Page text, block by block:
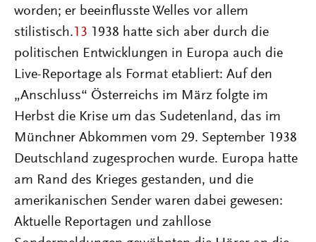
worden; er beeinflusste Welles vor allem
stilistisch. 13 1938 hatte sich aber durch die
politischen Entwicklungen in Europa auch die
Live-Reportage als Format etabliert: Auf den
„Anschluss“ Österreichs im März folgte im
Herbst die Krise um das Sudetenland, das im
Münchner Abkommen vom 29. September 1938
Deutschland zugesprochen wurde. Europa hatte
am Rand des Krieges gestanden, und die
amerikanischen Sender waren dabei gewesen:
Aktuelle Reportagen und zahllose